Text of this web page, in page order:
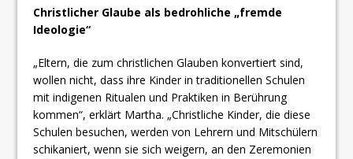
Christlicher Glaube als bedrohliche „fremde
Ideologie“
„Eltern, die zum christlichen Glauben konvertiert sind,
wollen nicht, dass ihre Kinder in traditionellen Schulen
mit indigenen Ritualen und Praktiken in Berührung
kommen“, erklärt Martha. „Christliche Kinder, die diese
Schulen besuchen, werden von Lehrern und Mitschülern
schikaniert, wenn sie sich weigern, an den Zeremonien